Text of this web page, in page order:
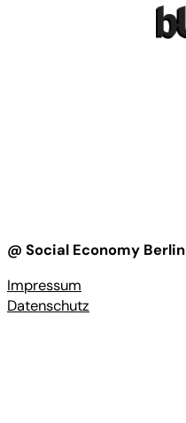
@ Social Economy Berlin
Impressum
Datenschutz